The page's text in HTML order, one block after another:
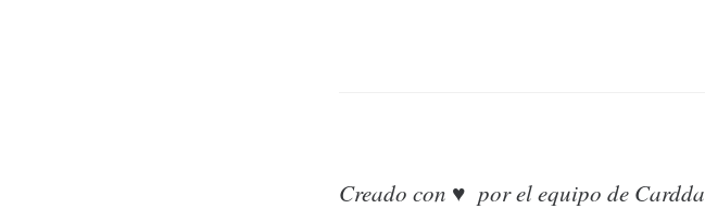
Creado con ♥ por el equipo de Cardda